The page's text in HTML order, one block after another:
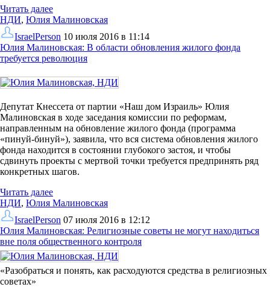
Читать далее
НДИ, Юлия Малиновская
IsraelPerson 10 июля 2016 в 11:14
Юлия Малиновская: В области обновления жилого фонда
требуется революция
Депутат Кнессета от партии «Наш дом Израиль» Юлия
Малиновская в ходе заседания комиссии по реформам,
направленным на обновление жилого фонда (программа
«пинуй-бинуй»), заявила, что вся система обновления жилого
фонда находится в состоянии глубокого застоя, и чтобы
сдвинуть проекты с мертвой точки требуется предпринять ряд
конкретных шагов.
Читать далее
НДИ, Юлия Малиновская
IsraelPerson 07 июля 2016 в 12:12
Юлия Малиновская: Религиозные советы не могут находиться
вне поля общественного контроля
«Разобраться и понять, как расходуются средства в религиозных
советах»